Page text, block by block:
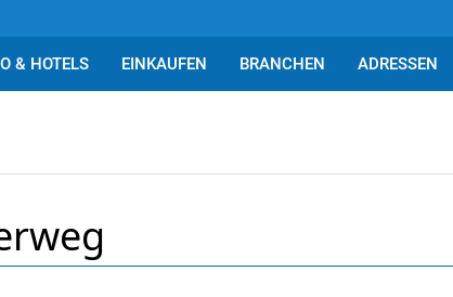
& HOTELS EINKAUFEN BRANCHEN ADRESSEN